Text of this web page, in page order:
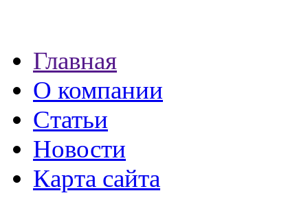
экспресс займы
Главная
О компании
Статьи
Новости
Карта сайта